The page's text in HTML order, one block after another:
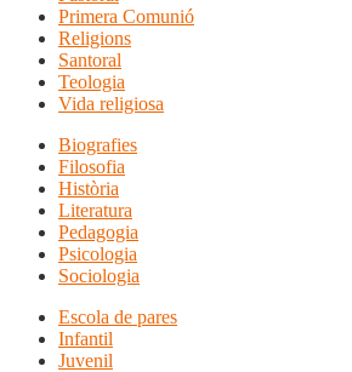
Primera Comunió
Religions
Santoral
Teologia
Vida religiosa
Biografies
Filosofia
Història
Literatura
Pedagogia
Psicologia
Sociologia
Escola de pares
Infantil
Juvenil